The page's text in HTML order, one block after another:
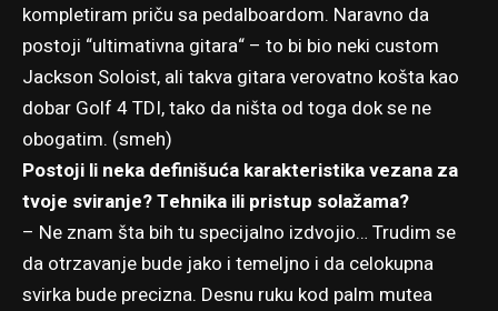
kompletiram priču sa pedalboardom. Naravno da
postoji “ultimativna gitara“ – to bi bio neki custom
Jackson Soloist, ali takva gitara verovatno košta kao
dobar Golf 4 TDI, tako da ništa od toga dok se ne
obogatim. (smeh)
Postoji li neka definišuća karakteristika vezana za
tvoje sviranje? Tehnika ili pristup solažama?
– Ne znam šta bih tu specijalno izdvojio… Trudim se
da otrzavanje bude jako i temeljno i da celokupna
svirka bude precizna. Desnu ruku kod palm mutea